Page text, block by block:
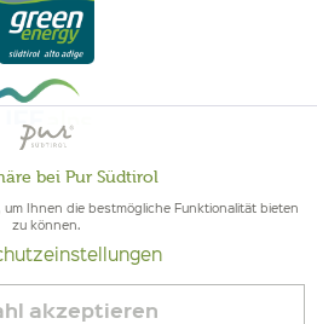
SÜDTIROLER HERKUNFT & GEPRÜFTE
QUALITÄT
Aktiv
Inaktiv
bei Pur Südtirol
um Ihnen die bestmögliche Funktionalität bieten
zu können.
akzeptieren